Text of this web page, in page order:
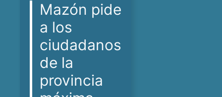
Mazón pide
a los
ciudadanos
de la
provincia